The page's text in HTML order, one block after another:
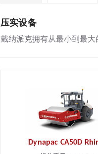
压实设备
戴纳派克拥有从最小到最大
Dynapac CA50D